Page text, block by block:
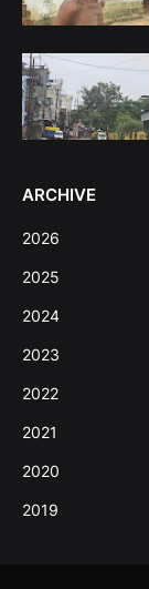
ARCHIVE
2026
2025
2024
2023
2022
2021
2020
2019